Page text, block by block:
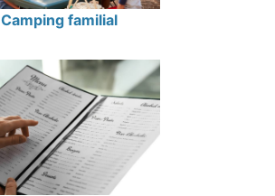
Camping familial